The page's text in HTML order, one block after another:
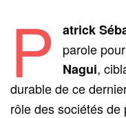
P atrick
parole
Nagui,
durable de ce
rôle des sociétés